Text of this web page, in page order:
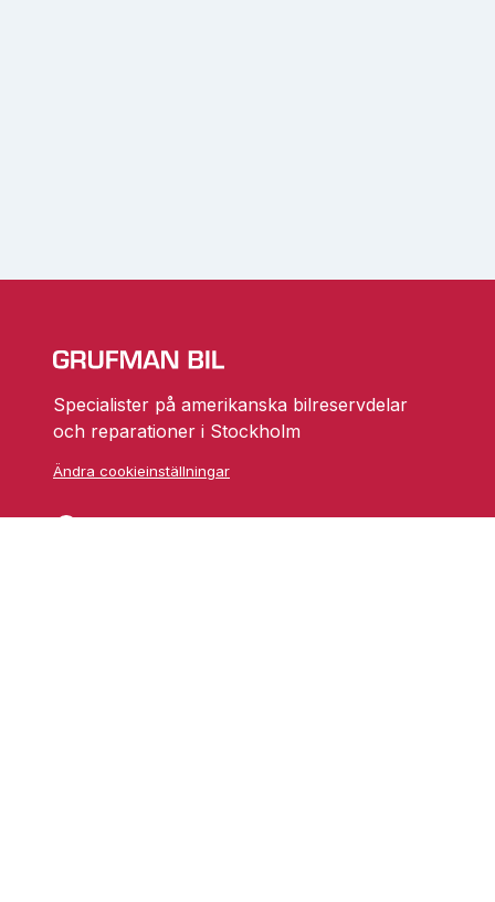
Specialister på amerikanska bilreservdelar
och reparationer i Stockholm
Ändra cookieinställningar